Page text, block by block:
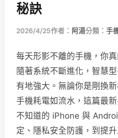
秘訣
2026/4/25作者： 阿湯分類： 手
每天形影不離的手機，你
隨著系統不斷進化，智慧
有地強大。無論你是剛換
手機耗電如流水，這篇最
不知道的 iPhone 與
定、隱私安全防護，到提